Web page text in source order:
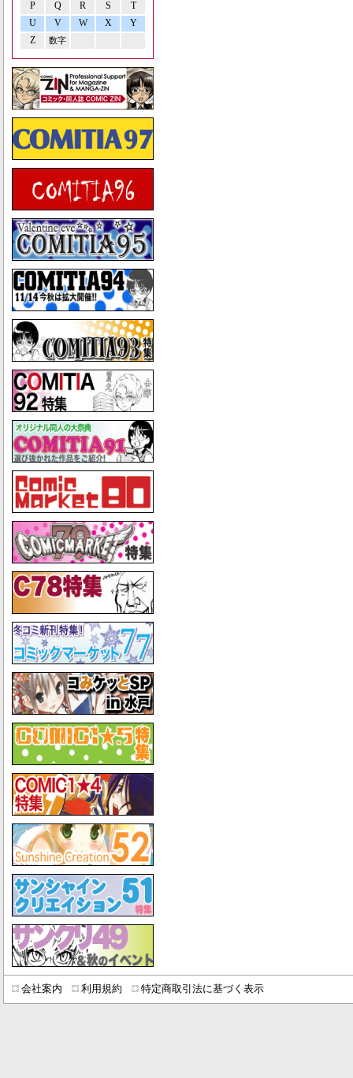
P Q R S
T
U
V W X
Y
Z
数字
会社案内 利用規約 特定商取引法に基づく表示